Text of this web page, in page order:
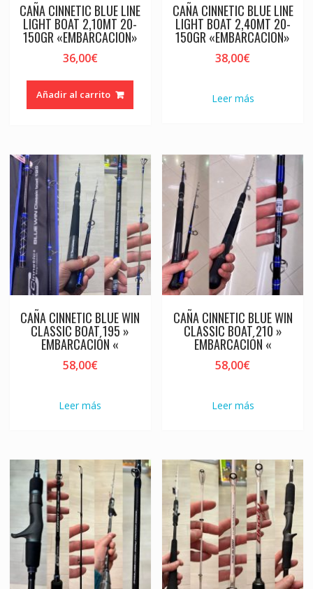
CAÑA CINNETIC BLUE LINE
LIGHT BOAT 2,10MT 20-
150GR «EMBARCACION»
36,00€
Añadir al carrito
CAÑA CINNETIC BLUE LINE
LIGHT BOAT 2,40MT 20-
150GR «EMBARCACION»
38,00€
Leer más
CAÑA CINNETIC BLUE WIN
CLASSIC BOAT 195 »
EMBARCACIÓN «
58,00€
Leer más
CAÑA CINNETIC BLUE WIN
CLASSIC BOAT 210 »
EMBARCACIÓN «
58,00€
Leer más